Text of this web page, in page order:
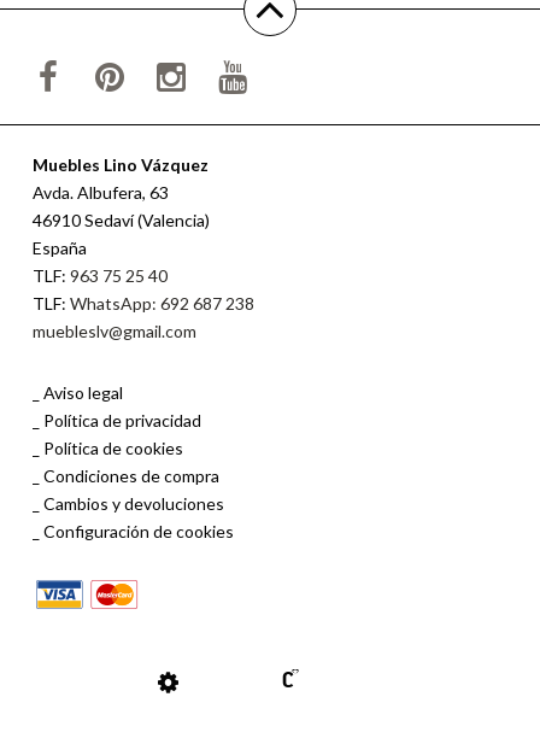
Muebles Lino Vázquez
Avda. Albufera, 63
46910 Sedaví (Valencia)
España
TLF: 963 75 25 40
TLF: WhatsApp: 692 687 238
muebleslv@gmail.com
Aviso legal
Política de privacidad
Política de cookies
Condiciones de compra
Cambios y devoluciones
Configuración de cookies